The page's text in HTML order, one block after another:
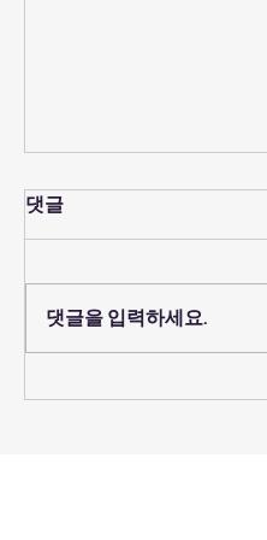
예배당 의자 코팅
댓글
댓글을 입력하세요.